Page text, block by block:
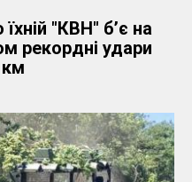
"КВН" б’є на
рекордні удари
км